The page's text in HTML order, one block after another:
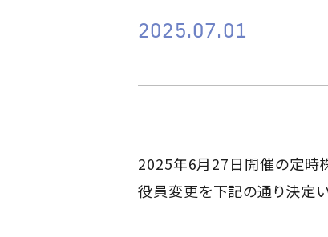
2025.07.01
2025年6月27日開催の定時
役員変更を下記の通り決定